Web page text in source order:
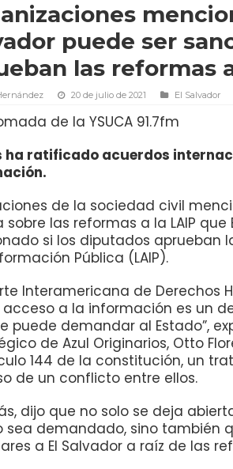
puede ser
las reformas
20 de julio de 2021 El Salvador
de la YSUCA 91.7fm
ha ratificado acuerdos
de la sociedad civil
sobre las reformas a la LAIP
si los diputados aprueban
Pública (LAIP).
Interamericana de Derechos
a la información es un
puede demandar al Estado”,
de Azul Originarios, Otto
144 de la constitución, un
de un conflicto entre ellos.
dijo que no solo se deja
sea demandado, sino también
a El Salvador a raíz de las